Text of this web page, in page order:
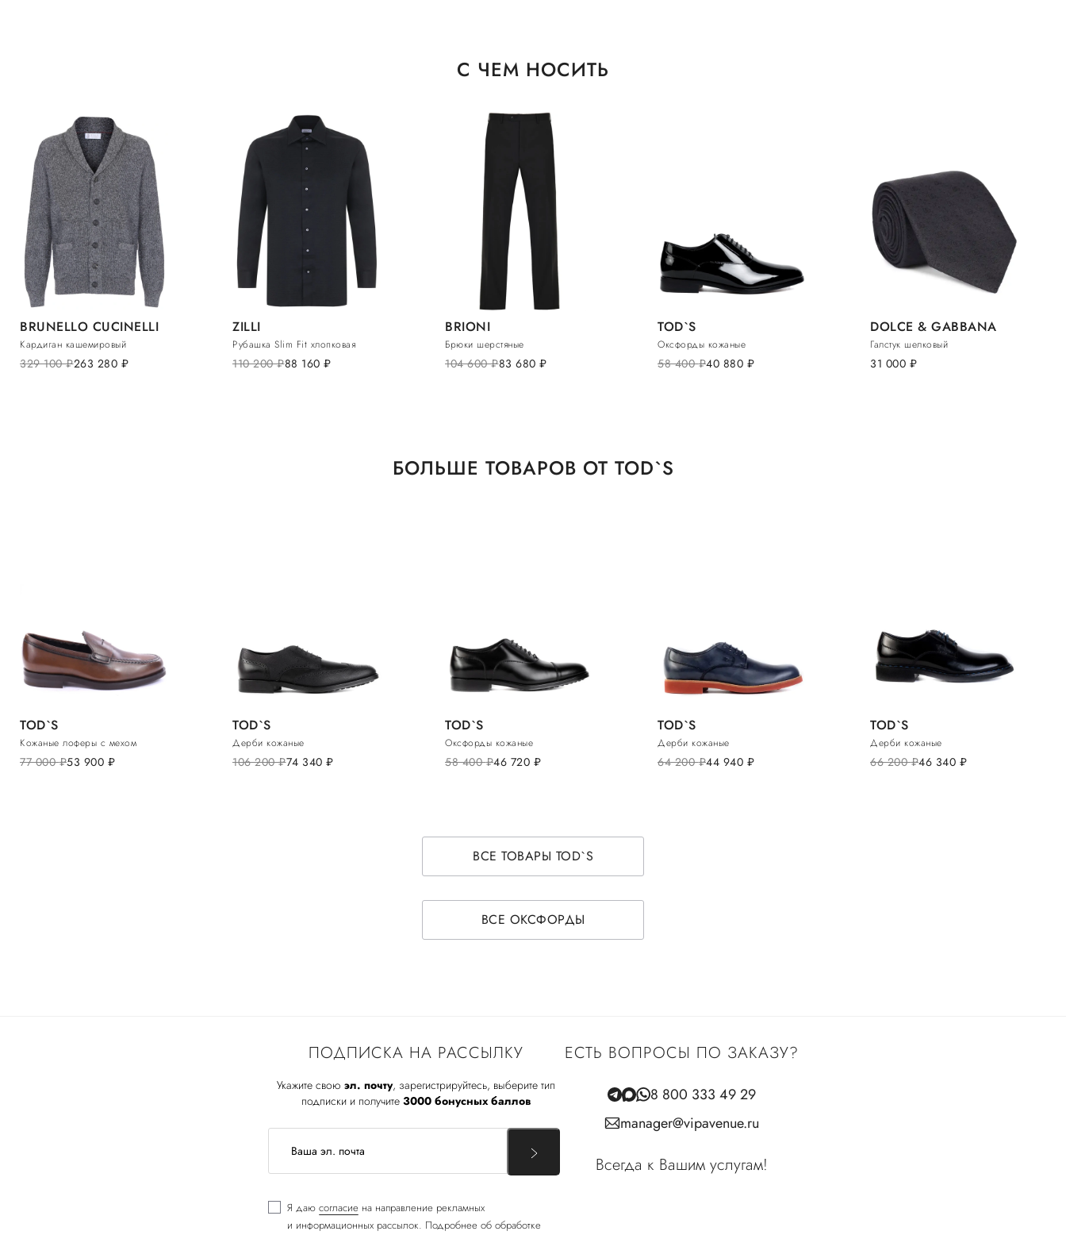
С ЧЕМ НОСИТЬ
BRUNELLO CUCINELLI
Кардиган кашемировый
329 100руб.263 280 руб.
ZILLI
Рубашка Slim Fit хлопковая
110 200руб.88 160 руб.
BRIONI
Брюки шерстяные
104 600руб.83 680 руб.
TOD`S
Оксфорды кожаные
58 400руб.40 880 руб.
DOLCE & GABBANA
Галстук шелковый
31 000 руб.
БОЛЬШЕ ТОВАРОВ ОТ TOD`S
TOD`S
Кожаные лоферы с мехом
77 000руб.53 900 руб.
TOD`S
Дерби кожаные
106 200руб.74 340 руб.
TOD`S
Оксфорды кожаные
58 400руб.46 720 руб.
TOD`S
Дерби кожаные
64 200руб.44 940 руб.
TOD`S
Дерби кожаные
66 200руб.46 340 руб.
ВСЕ ТОВАРЫ TOD`S
ВСЕ ОКСФОРДЫ
ПОДПИСКА НА РАССЫЛКУ
Укажите свою эл. почту, зарегистрируйтесь, выберите тип
подписки и получите 3000 бонусных баллов
Я даю согласие на направление рекламных
и информационных рассылок. Подробнее об обработке
ЕСТЬ ВОПРОСЫ ПО ЗАКАЗУ?
8 800 333 49 29
manager@vipavenue.ru
Всегда к Вашим услугам!